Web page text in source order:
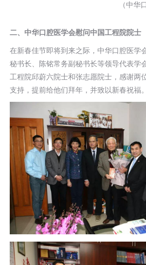
（中华
二、中华口腔医学会慰问中国工程院院士
在新春佳节即将到来之际，中华口腔医学
秘书长、陈铭常务副秘书长等领导代表学
工程院邱蔚六院士和张志愿院士，感谢两
支持，提前给他们拜年，并致以新春祝福。